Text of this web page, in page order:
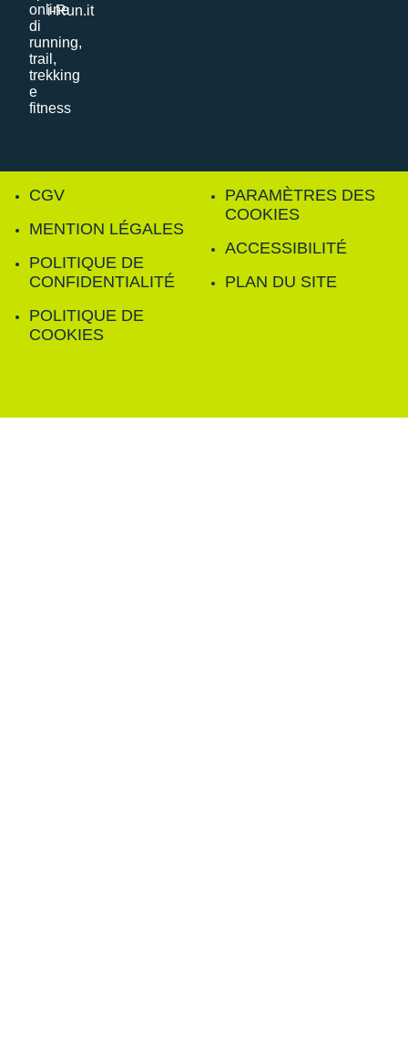
i-Run.it
CGV
MENTION LÉGALES
POLITIQUE DE
CONFIDENTIALITÉ
POLITIQUE DE
COOKIES
PARAMÈTRES DES
COOKIES
ACCESSIBILITÉ
PLAN DU SITE